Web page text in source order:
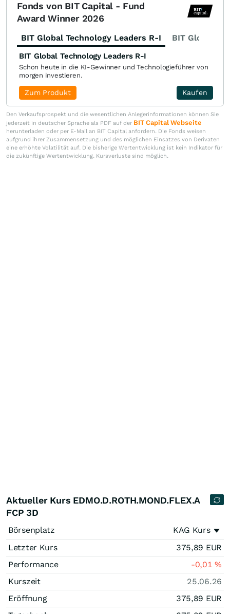
Fonds von BIT Capital - Fund
Award Winner 2026
BIT Global Technology Leaders R-I BIT Global
BIT Global Technology Leaders R-I
Schon heute in die KI-Gewinner und Technologieführer von
morgen investieren.
Kaufen
Zum Produkt
Den Verkaufsprospekt und die wesentlichen Anlegerinformationen können Sie
jederzeit in deutscher Sprache als PDF auf der BIT Capital Webseite
herunterladen oder per E-Mail an BIT Capital anfordern. Die Fonds weisen
aufgrund ihrer Zusammensetzung und des möglichen Einsatzes von Derivaten
eine erhöhte Volatilität auf. Die bisherige Wertentwicklung ist kein Indikator für
die zukünftige Wertentwicklung. Kursverluste sind möglich.
Aktueller Kurs EDMO.D.ROTH.MOND.FLEX.A
FCP 3D
Börsenplatz
KAG Kurs
Letzter Kurs
375,89 EUR
Performance
-0,01%
Kurszeit
25.06.26
Eröffnung
375,89 EUR